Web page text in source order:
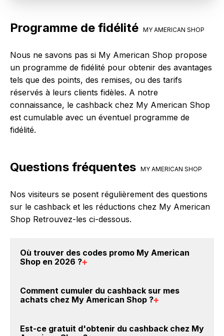
Programme de fidélité MY AMERICAN SHOP
Nous ne savons pas si My American Shop propose
un programme de fidélité pour obtenir des avantages
tels que des points, des remises, ou des tarifs
réservés à leurs clients fidèles. A notre
connaissance, le cashback chez My American Shop
est cumulable avec un éventuel programme de
fidélité.
Questions fréquentes MY AMERICAN SHOP
Nos visiteurs se posent régulièrement des questions
sur le cashback et les réductions chez My American
Shop Retrouvez-les ci-dessous.
Où trouver des codes promo My American
Shop en 2026 ?
promo chez My American Shop. Si des codes promo
My American Shop sont disponibles sur notre site
dans le paragraphe codes promo My American
Comment cumuler du cashback sur mes
achats chez My American Shop ?
American Shop : Créez votre compte sur
Est-ce gratuit d'obtenir du cashback chez My